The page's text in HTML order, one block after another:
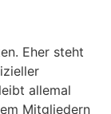
Eher steht
allemal
Mitgliedern